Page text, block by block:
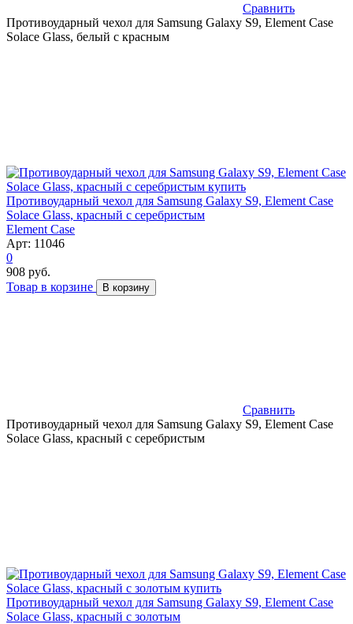
Сравнить
Противоударный чехол для Samsung Galaxy S9, Element Case
Solace Glass, белый с красным
Противоударный чехол для Samsung Galaxy S9, Element Case
Solace Glass, красный с серебристым
Element Case
Арт: 11046
0
908 руб.
Товар в корзине
В корзину
Сравнить
Противоударный чехол для Samsung Galaxy S9, Element Case
Solace Glass, красный с серебристым
Противоударный чехол для Samsung Galaxy S9, Element Case
Solace Glass, красный с золотым